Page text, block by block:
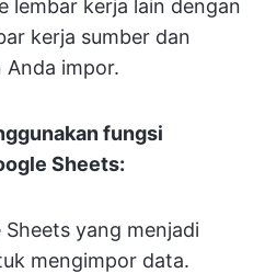
lembar kerja lain dengan
kerja sumber dan
Anda impor.
fungsi
Sheets:
Sheets yang menjadi
mengimpor data.